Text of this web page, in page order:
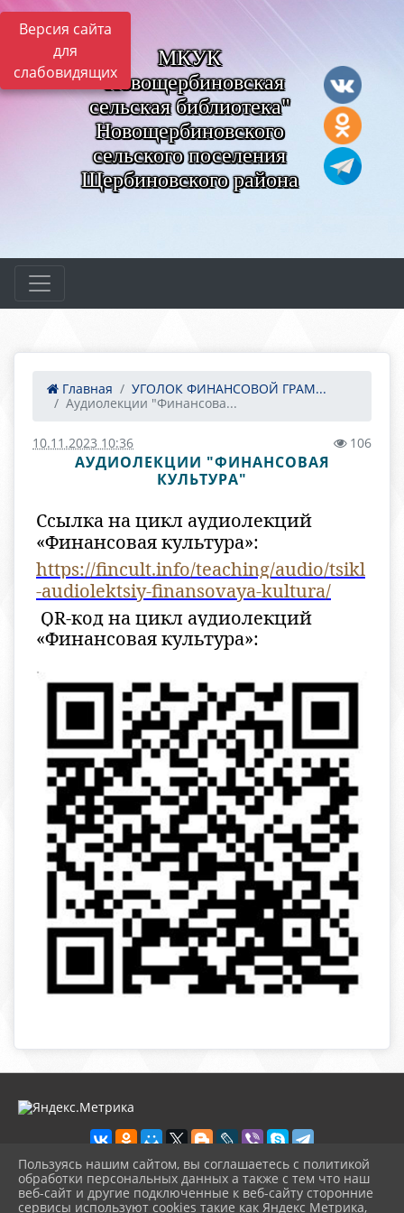
Версия сайта
для
слабовидящих
МКУК
"Новощербиновская
сельская библиотека"
Новощербиновского
сельского поселения
Щербиновского района
Главная
УГОЛОК ФИНАНСОВОЙ ГРАМ...
Аудиолекции "Финансова...
10.11.2023 10:36 106
АУДИОЛЕКЦИИ "ФИНАНСОВАЯ
КУЛЬТУРА"
Ссылка на цикл аудиолекций
«Финансовая культура»:
https://fincult.info/teaching/audio/tsikl
-audiolektsiy-finansovaya-kultura/
QR-код на цикл аудиолекций
«Финансовая культура»:
2026 г. novosb.sherbok.ru
Пользуясь нашим сайтом, вы соглашаетесь с политикой
обработки персональных данных а также с тем что наш
веб-сайт и другие подключенные к веб-сайту сторонние
сервисы используют cookies такие как Яндекс Метрика,